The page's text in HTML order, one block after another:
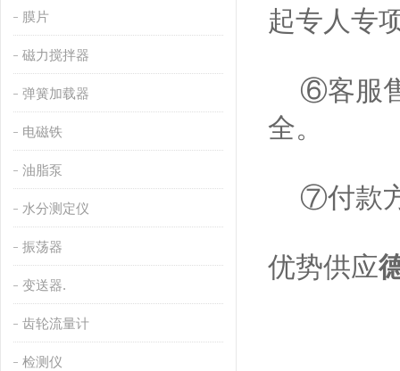
膜片
磁力搅拌器
弹簧加载器
电磁铁
油脂泵
水分测定仪
振荡器
变送器.
齿轮流量计
检测仪
起专人专
⑥客服售
全。
⑦付款
优势供应